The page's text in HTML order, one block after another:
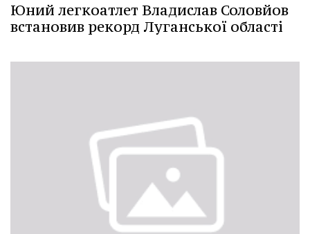
Юний легкоатлет Владислав Соловйов
встановив рекорд Луганської області